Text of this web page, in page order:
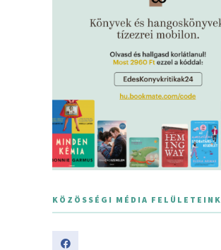
KÖZÖSSÉGI MÉDIA FELÜLETEINK